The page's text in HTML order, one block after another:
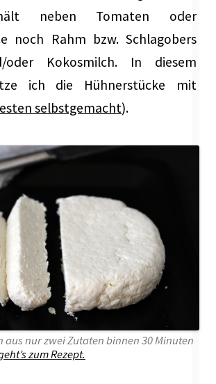
neben Tomaten oder
noch Rahm bzw. Schlagobers
oder Kokosmilch. In diesem
ich die Hühnerstücke mit
selbstgemacht).
aus nur zwei Zutaten binnen 30 Minuten
zum Rezept.